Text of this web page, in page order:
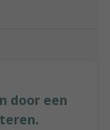
door een